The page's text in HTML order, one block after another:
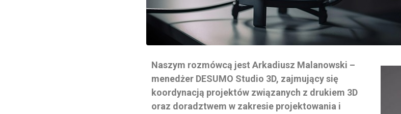
Naszym rozmówcą jest Arkadiusz Malanowski –
menedżer DESUMO Studio 3D, zajmujący się
koordynacją projektów związanych z drukiem 3D
oraz doradztwem w zakresie projektowania i